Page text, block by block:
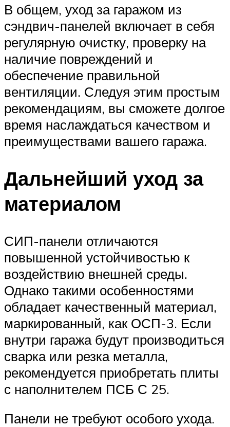
В общем, уход за гаражом из
сэндвич-панелей включает в себя
регулярную очистку, проверку на
наличие повреждений и
обеспечение правильной
вентиляции. Следуя этим простым
рекомендациям, вы сможете долгое
время наслаждаться качеством и
преимуществами вашего гаража.
Дальнейший уход за
материалом
СИП-панели отличаются
повышенной устойчивостью к
воздействию внешней среды.
Однако такими особенностями
обладает качественный материал,
маркированный, как ОСП-3. Если
внутри гаража будут производиться
сварка или резка металла,
рекомендуется приобретать плиты
с наполнителем ПСБ С 25.
Панели не требуют особого ухода.